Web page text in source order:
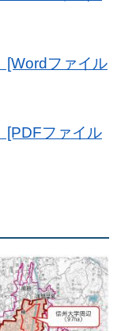
ファイル
ファイル